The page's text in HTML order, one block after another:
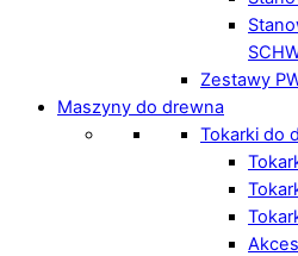
Zestawy
Maszyny do drewna
Tokarki do